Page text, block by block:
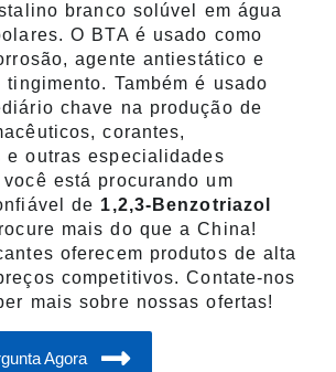
branco solúvel em água
O BTA é usado como
agente antiestático e
Também é usado
chave na produção de
corantes,
e outras especialidades
está procurando um
de 1,2,3-Benzotriazol
mais do que a China!
oferecem produtos de alta
competitivos. Contate-nos
mais sobre nossas ofertas!
Agora